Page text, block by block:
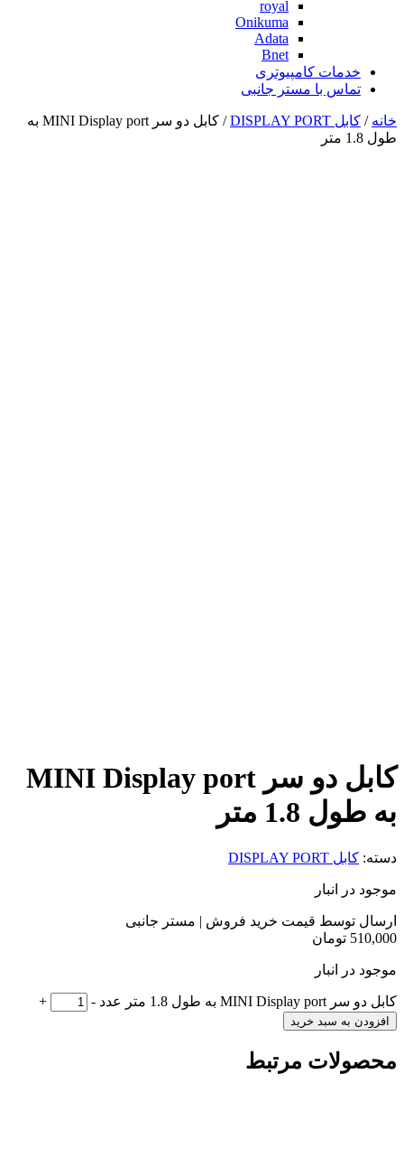
royal
Onikuma
Adata
Bnet
خدمات کامپیوتری
تماس با مستر جانبی
خانه / کابل DISPLAY PORT
/ کابل دو سر MINI Display port به
طول 1.8 متر
کابل دو سر MINI Display port
به طول 1.8 متر
دسته: کابل DISPLAY PORT
موجود در انبار
ارسال توسط قیمت خرید فروش | مستر جانبی
510,000 تومان
موجود در انبار
کابل دو سر MINI Display port به طول 1.8 متر عدد -
+
افزودن به سبد خرید
محصولات مرتبط